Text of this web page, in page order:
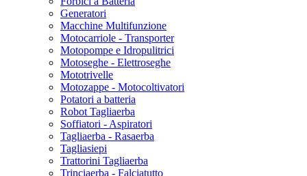
Generatori
Macchine Multifunzione
Motocarriole - Transporter
Motopompe e Idropulitrici
Motoseghe - Elettroseghe
Mototrivelle
Motozappe - Motocoltivatori
Potatori a batteria
Robot Tagliaerba
Soffiatori - Aspiratori
Tagliaerba - Rasaerba
Tagliasiepi
Trattorini Tagliaerba
Trinciaerba - Falciatutto